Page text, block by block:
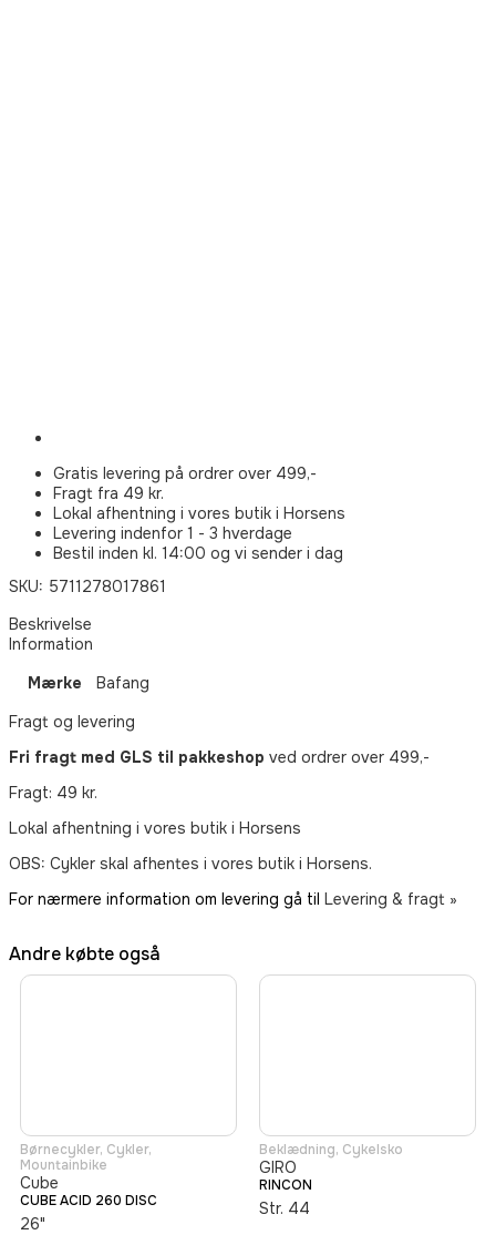
Gratis levering på ordrer over 499,-
Fragt fra 49 kr.
Lokal afhentning i vores butik i Horsens
Levering indenfor 1 - 3 hverdage
Bestil inden kl. 14:00 og vi sender i dag
SKU: 5711278017861
Beskrivelse
Information
Mærke
Bafang
Fragt og levering
Fri fragt med GLS til pakkeshop ved ordrer over 499,-
Fragt: 49 kr.
Lokal afhentning i vores butik i Horsens
OBS: Cykler skal afhentes i vores butik i Horsens.
For nærmere information om levering gå til Levering & fragt »
Andre købte også
Børnecykler, Cykler,
Mountainbike
Cube
CUBE ACID 260 DISC
26"
Beklædning, Cykelsko
GIRO
RINCON
Str. 44